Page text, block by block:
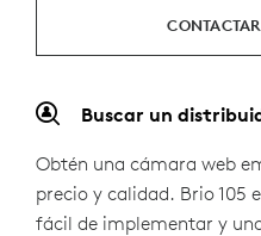
Buscar un
Obtén una cámara web
precio y calidad. Brio 105
fácil de implementar y